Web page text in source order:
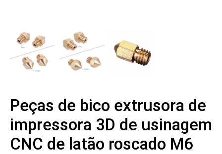
Peças de bico extrusora de
impressora 3D de usinagem
CNC de latão roscado M6